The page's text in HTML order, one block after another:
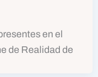
en el
de Realidad de